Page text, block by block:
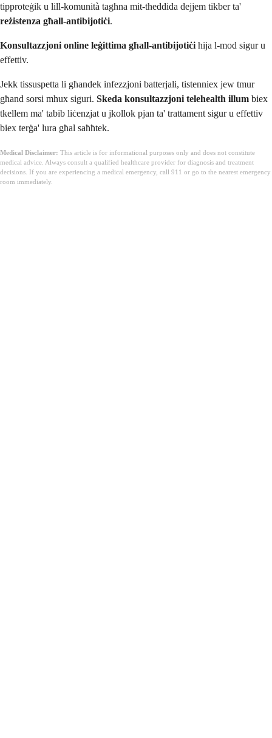
tipproteġik u lill-komunità tagħna mit-theddida dejjem tikber ta'
reżistenza għall-antibijotiċi.
Konsultazzjoni online leġittima għall-antibijotiċi hija l-mod sigur u
effettiv.
Jekk tissuspetta li għandek infezzjoni batterjali, tistenniex jew tmur
għand sorsi mhux siguri. Skeda konsultazzjoni telehealth illum biex
tkellem ma' tabib liċenzjat u jkollok pjan ta' trattament sigur u effettiv
biex terġa' lura għal saħħtek.
Medical Disclaimer: This article is for informational purposes only and does not constitute
medical advice. Always consult a qualified healthcare provider for diagnosis and treatment
decisions. If you are experiencing a medical emergency, call 911 or go to the nearest emergency
room immediately.